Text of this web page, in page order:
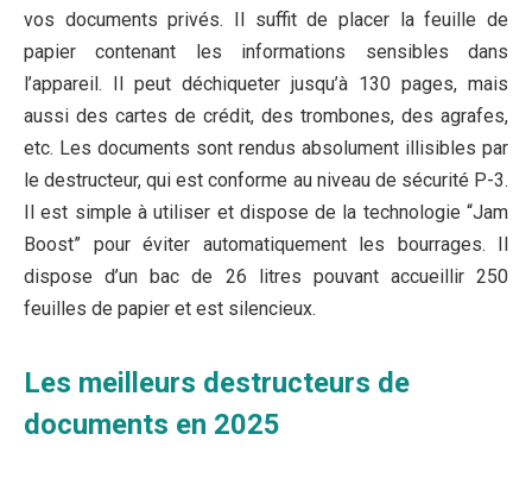
vos documents privés. Il suffit de placer la feuille de
papier contenant les informations sensibles dans
l’appareil. Il peut déchiqueter jusqu’à 130 pages, mais
aussi des cartes de crédit, des trombones, des agrafes,
etc. Les documents sont rendus absolument illisibles par
le destructeur, qui est conforme au niveau de sécurité P-3.
Il est simple à utiliser et dispose de la technologie “Jam
Boost” pour éviter automatiquement les bourrages. Il
dispose d’un bac de 26 litres pouvant accueillir 250
feuilles de papier et est silencieux.
Les meilleurs destructeurs de
documents en 2025